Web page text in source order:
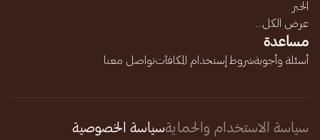
الخبر
عرض الكل...
مساعدة
أسئلة وأجوبةشروط إستخدام المكافآتتواصل معنا
سياسة الاستخدام والحمايةسياسة الخصوصية